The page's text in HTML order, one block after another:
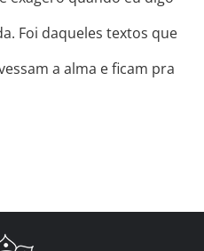
Foi daqueles textos que
a alma e ficam pra